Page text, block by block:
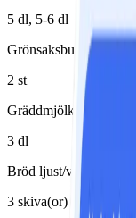
5 dl, 5-6 dl
Grönsaksbuljongtärning
2 st
Gräddmjölk 6%
3 dl
Bröd ljust/vitt
3 skiva(or)